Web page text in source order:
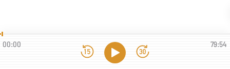
00:00 79:54